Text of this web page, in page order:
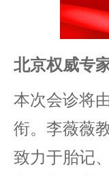
北京权威专
本次会诊将
衔。李薇薇
致力于胎记